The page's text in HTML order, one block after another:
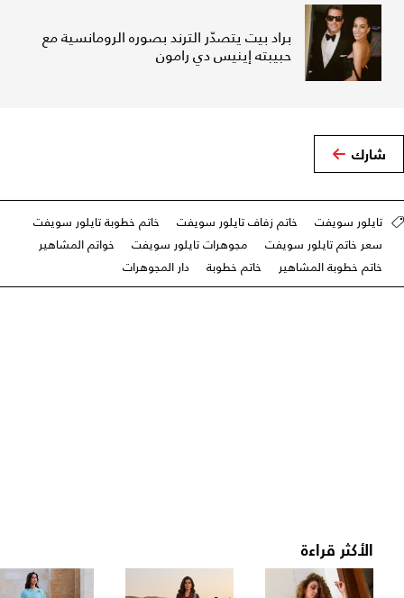
براد بيت يتصدّر الترند بصوره الرومانسية مع
حبيبته إينيس دي رامون
شارك
تايلور سويفت خاتم زفاف تايلور سويفت
خاتم خطوبة تايلور سويفت
سعر خاتم تايلور سويفت
مجوهرات تايلور سويفت
خواتم المشاهير
خاتم خطوبة المشاهير
خاتم خطوبة دار المجوهرات
الأكثر قراءة